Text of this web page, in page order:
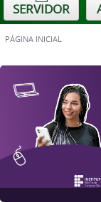
PÁGINA INICIAL
SERVIDOR